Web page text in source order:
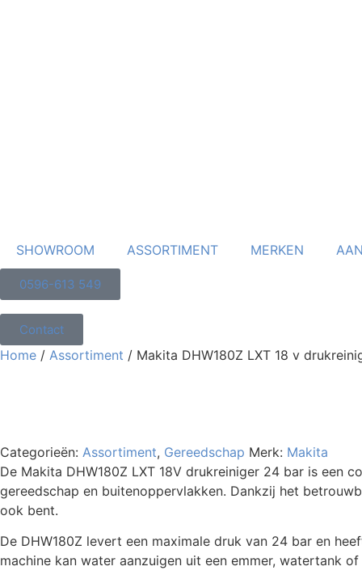
SHOWROOM ASSORTIMENT MERKEN
0596-613 549
Contact
Home / Assortiment / Makita DHW180Z LXT 18 v
Categorieën: Assortiment, Gereedschap Merk: Makita
De Makita DHW180Z LXT 18V drukreiniger 24 bar is een
gereedschap en buitenoppervlakken. Dankzij het
ook bent.
De DHW180Z levert een maximale druk van 24 bar en
machine kan water aanzuigen uit een emmer, watertank